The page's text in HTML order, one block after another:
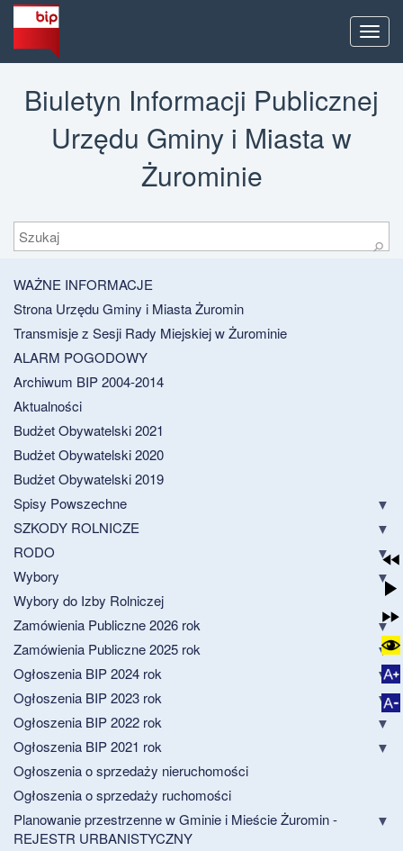
Menu
Biuletyn Informacji Publicznej
Urzędu Gminy i Miasta w
Żurominie
Szukaj
⚲
WAŻNE INFORMACJE
Strona Urzędu Gminy i Miasta Żuromin
Transmisje z Sesji Rady Miejskiej w Żurominie
ALARM POGODOWY
Archiwum BIP 2004-2014
Aktualności
Budżet Obywatelski 2021
Budżet Obywatelski 2020
Budżet Obywatelski 2019
Spisy Powszechne
SZKODY ROLNICZE
RODO
Wybory
Wybory do Izby Rolniczej
Zamówienia Publiczne 2026 rok
Zamówienia Publiczne 2025 rok
Ogłoszenia BIP 2024 rok
Ogłoszenia BIP 2023 rok
Ogłoszenia BIP 2022 rok
Ogłoszenia BIP 2021 rok
Ogłoszenia o sprzedaży nieruchomości
Ogłoszenia o sprzedaży ruchomości
Planowanie przestrzenne w Gminie i Mieście Żuromin -
REJESTR URBANISTYCZNY